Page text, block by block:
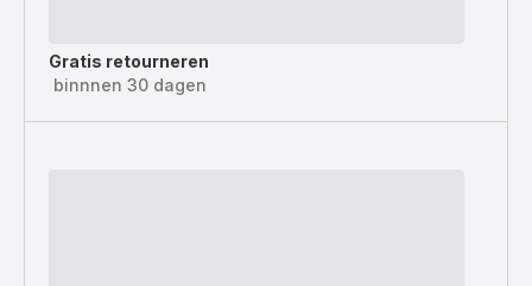
Gratis retourneren
binnnen 30 dagen